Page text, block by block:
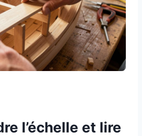
l’échelle et lire